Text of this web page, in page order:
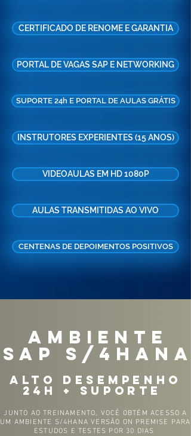
CERTIFICADO DE RENOME E GARANTIA
PORTAL DE VAGAS SAP E NETWORKING
SUPORTE 24h E PORTAL DE AULAS GRÁTIS
INSTRUTORES EXPERIENTES (15 ANOS)
VIDEOAULAS EM HD 1080P
AULAS TRANSMITIDAS AO VIVO
CENTENAS DE DEPOIMENTOS POSITIVOS
AMBIENTE
SAP S/4HANA
alto desempenho
24h + suporte
JUNTO AO TREINAMENTO, VOCÊ OBTÉM ACESSO A
UM AMBIENTE S/4HANA VERSÃO ON PREMISE PARA
ESTUDOS E TESTES POR 30 DIAS